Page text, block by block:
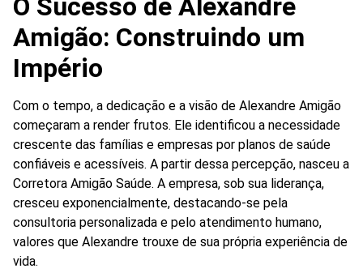
O Sucesso de Alexandre
Amigão: Construindo um
Império
Com o tempo, a dedicação e a visão de Alexandre Amigão
começaram a render frutos. Ele identificou a necessidade
crescente das famílias e empresas por planos de saúde
confiáveis e acessíveis. A partir dessa percepção, nasceu a
Corretora Amigão Saúde. A empresa, sob sua liderança,
cresceu exponencialmente, destacando-se pela
consultoria personalizada e pelo atendimento humano,
valores que Alexandre trouxe de sua própria experiência de
vida.